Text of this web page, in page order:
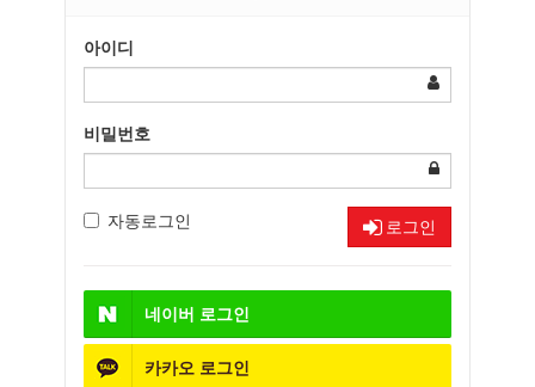
아이디
비밀번호
자동로그인 로그인
네이버 로그인
카카오 로그인